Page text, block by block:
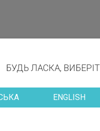
БУДЬ ЛАСКА,
ENGLISH